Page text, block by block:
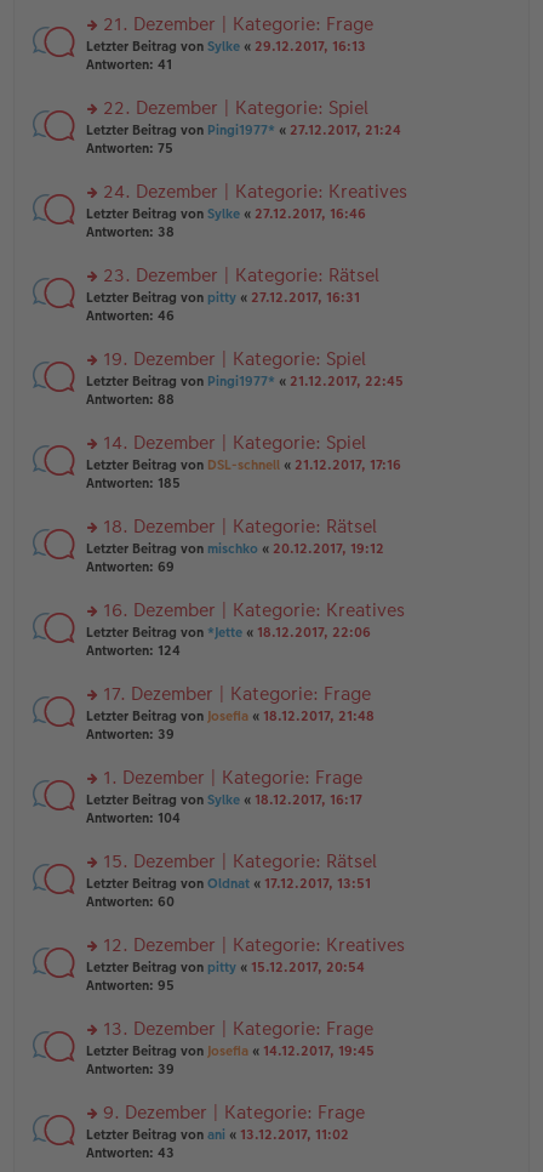
n
g
el
e
n
er
tr
a
g
rs
te
n
g
el
e
n
er
tr
a
g
21. Dezember | Kategorie: Frage
Letzter Beitrag von Sylke « 29.12.2017, 16:13
Antworten: 41
rs
te
n
g
el
e
n
er
tr
a
g
22. Dezember | Kategorie: Spiel
Letzter Beitrag von Pingi1977* « 27.12.2017, 21:24
Antworten: 75
rs
te
n
g
el
e
n
er
tr
a
g
24. Dezember | Kategorie: Kreatives
Letzter Beitrag von Sylke « 27.12.2017, 16:46
Antworten: 38
rs
te
n
g
el
e
n
er
tr
a
g
23. Dezember | Kategorie: Rätsel
Letzter Beitrag von pitty « 27.12.2017, 16:31
Antworten: 46
rs
te
n
g
el
e
n
er
tr
a
g
19. Dezember | Kategorie: Spiel
Letzter Beitrag von Pingi1977* « 21.12.2017, 22:45
Antworten: 88
rs
te
n
g
el
e
n
er
tr
a
g
14. Dezember | Kategorie: Spiel
Letzter Beitrag von DSL-schnell « 21.12.2017, 17:16
Antworten: 185
rs
te
n
g
el
e
n
er
tr
a
g
18. Dezember | Kategorie: Rätsel
Letzter Beitrag von mischko « 20.12.2017, 19:12
Antworten: 69
rs
te
n
g
el
e
n
er
tr
a
g
16. Dezember | Kategorie: Kreatives
Letzter Beitrag von *Jette « 18.12.2017, 22:06
Antworten: 124
rs
te
n
g
el
e
n
er
tr
a
g
17. Dezember | Kategorie: Frage
Letzter Beitrag von Josefia « 18.12.2017, 21:48
Antworten: 39
rs
te
n
g
el
e
n
er
tr
a
g
1. Dezember | Kategorie: Frage
Letzter Beitrag von Sylke « 18.12.2017, 16:17
Antworten: 104
rs
te
n
g
el
e
n
er
tr
a
g
15. Dezember | Kategorie: Rätsel
Letzter Beitrag von Oldnat « 17.12.2017, 13:51
Antworten: 60
rs
te
n
g
el
e
n
er
12. Dezember | Kategorie: Kreatives
Letzter Beitrag von pitty « 15.12.2017, 20:54
Antworten: 95
rs
te
n
g
el
13. Dezember | Kategorie: Frage
Letzter Beitrag von Josefia « 14.12.2017, 19:45
Antworten: 39
rs
te
9. Dezember | Kategorie: Frage
Letzter Beitrag von ani « 13.12.2017, 11:02
Antworten: 43